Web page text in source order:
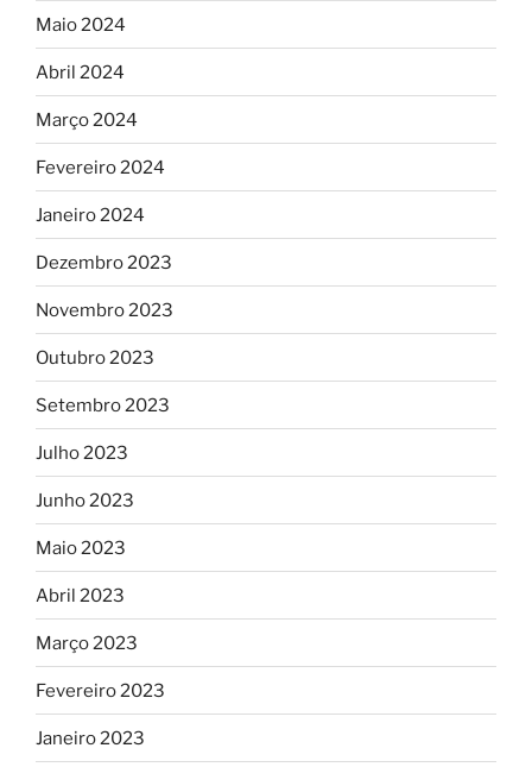
Maio 2024
Abril 2024
Março 2024
Fevereiro 2024
Janeiro 2024
Dezembro 2023
Novembro 2023
Outubro 2023
Setembro 2023
Julho 2023
Junho 2023
Maio 2023
Abril 2023
Março 2023
Fevereiro 2023
Janeiro 2023